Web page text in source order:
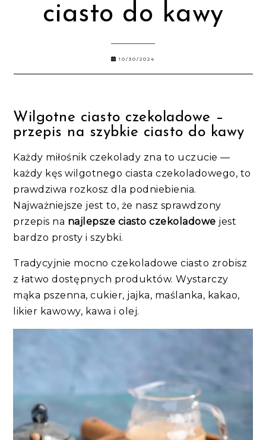
ciasto do kawy
10/30/2024
Wilgotne ciasto czekoladowe –
przepis na szybkie ciasto do kawy
Każdy miłośnik czekolady zna to uczucie —
każdy kęs wilgotnego ciasta czekoladowego, to
prawdziwa rozkosz dla podniebienia.
Najważniejsze jest to, że nasz sprawdzony
przepis na najlepsze ciasto czekoladowe jest
bardzo prosty i szybki.
Tradycyjnie mocno czekoladowe ciasto zrobisz
z łatwo dostępnych produktów. Wystarczy
mąka pszenna, cukier, jajka, maślanka, kakao,
likier kawowy, kawa i olej.